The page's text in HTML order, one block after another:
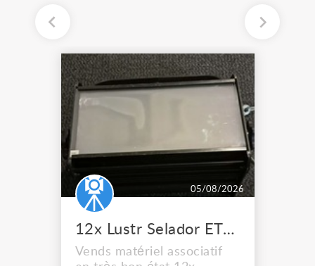
05/08/2026
12x Lustr Selador ETC Led 7x colors filtres
Vends matériel associatif